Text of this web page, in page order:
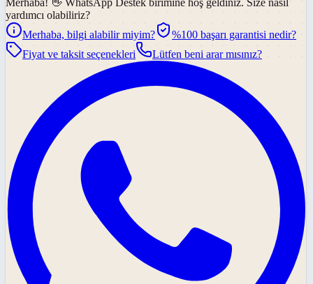
yardımcı olabiliriz?
Merhaba, bilgi alabilir miyim?
%100 başarı garantisi nedir?
Fiyat ve taksit seçenekleri
Lütfen beni arar mısınız?